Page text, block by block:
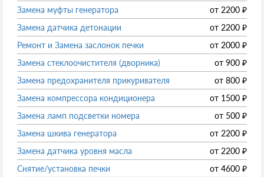
Замена муфты генератора
от 2200 ₽
Замена датчика детонации
от 2200 ₽
Ремонт и Замена заслонок печки
от 2000 ₽
Замена стеклоочистителя (дворника)
от 900 ₽
Замена предохранителя прикуривателя
от 800 ₽
Замена компрессора кондиционера
от 1500 ₽
Замена ламп подсветки номера
от 500 ₽
Замена шкива генератора
от 2200 ₽
Замена датчика уровня масла
от 2200 ₽
Снятие/установка печки
от 4600 ₽